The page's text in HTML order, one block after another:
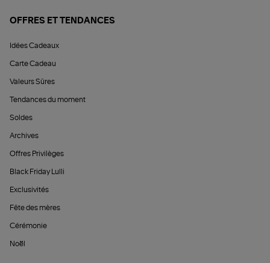
OFFRES ET TENDANCES
Idées Cadeaux
Carte Cadeau
Valeurs Sûres
Tendances du moment
Soldes
Archives
Offres Privilèges
Black Friday Lulli
Exclusivités
Fête des mères
Cérémonie
Noël